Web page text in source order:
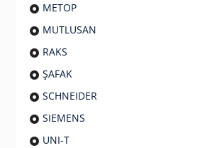
METOP
MUTLUSAN
RAKS
ŞAFAK
SCHNEIDER
SIEMENS
UNI-T